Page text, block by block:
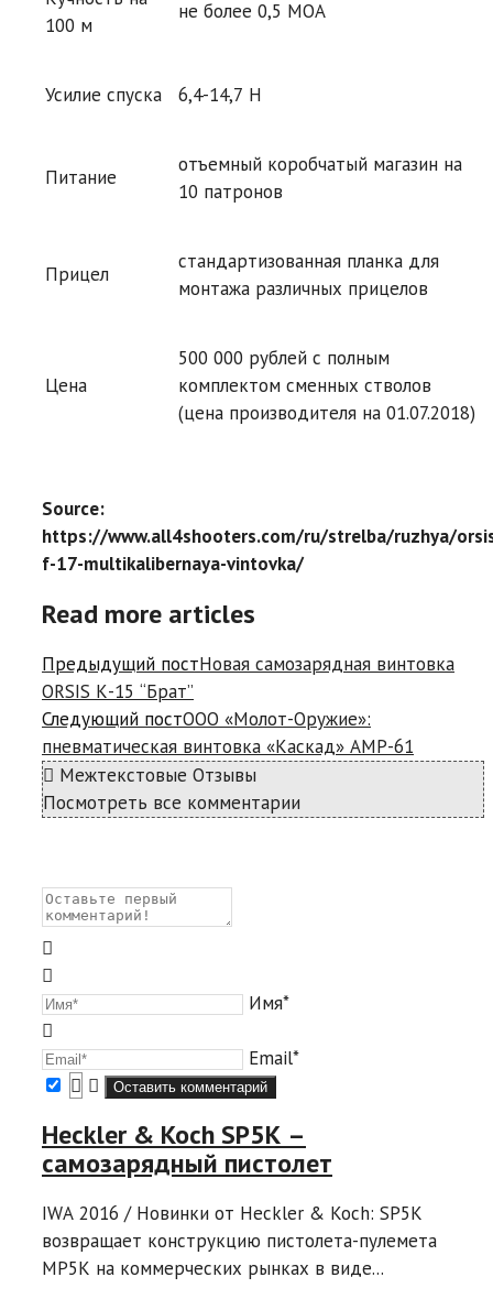
100 м
не более 0,5 МОА
Усилие спуска 6,4-14,7 Н
Питание
отъемный коробчатый магазин на
10 патронов
Прицел
стандартизованная планка для
монтажа различных прицелов
Цена
500 000 рублей с полным
комплектом сменных стволов
(цена производителя на 01.07.2018)
Source:
https://www.all4shooters.com/ru/strelba/ruzhya/
f-17-multikalibernaya-vintovka/
Read more articles
Предыдущий постНовая самозарядная винтовка
ORSIS К-15 “Брат”
Следующий постООО «Молот-Оружие»:
пневматическая винтовка «Каскад» AMP-61
Межтекстовые Отзывы
Посмотреть все комментарии
Имя*
Email*
Heckler & Koch SP5K –
самозарядный пистолет
IWA 2016 / Новинки от Heckler & Koch: SP5K
возвращает конструкцию пистолета-пулемета
MP5K на коммерческих рынках в виде...